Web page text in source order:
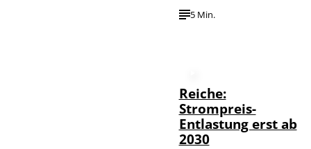
5 Min.
Reiche:
Strompreis-
Entlastung erst ab
2030